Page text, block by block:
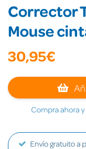
Corrector
Mouse
30,95€
Compra ahora y
Envío gratuito a